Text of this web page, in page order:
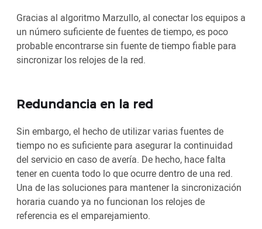
Gracias al algoritmo Marzullo, al conectar los equipos a
un número suficiente de fuentes de tiempo, es poco
probable encontrarse sin fuente de tiempo fiable para
sincronizar los relojes de la red.
Redundancia en la red
Sin embargo, el hecho de utilizar varias fuentes de
tiempo no es suficiente para asegurar la continuidad
del servicio en caso de avería. De hecho, hace falta
tener en cuenta todo lo que ocurre dentro de una red.
Una de las soluciones para mantener la sincronización
horaria cuando ya no funcionan los relojes de
referencia es el emparejamiento.